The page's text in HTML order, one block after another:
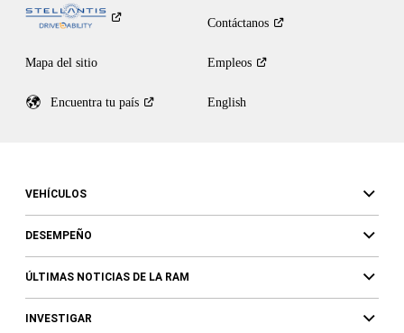
Contáctanos
Mapa del sitio Empleos
Encuentra tu país English
VEHÍCULOS
DESEMPEÑO
ÚLTIMAS NOTICIAS DE LA RAM
INVESTIGAR